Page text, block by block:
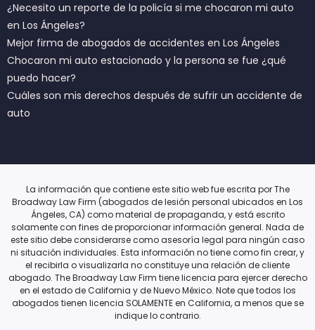
¿Necesito un reporte de la policía si me chocaron mi auto
en Los Ángeles?
Mejor firma de abogados de accidentes en Los Ángeles
Chocaron mi auto estacionado y la persona se fue ¿qué
puedo hacer?
Cuáles son mis derechos después de sufrir un accidente de
auto
La información que contiene este sitio web fue escrita por The
Broadway Law Firm (abogados de lesión personal ubicados en Los
Ángeles, CA) como material de propaganda, y está escrito
solamente con fines de proporcionar información general. Nada de
este sitio debe considerarse como asesoría legal para ningún caso
ni situación individuales. Esta información no tiene como fin crear, y
el recibirla o visualizarla no constituye una relación de cliente
abogado. The Broadway Law Firm tiene licencia para ejercer derecho
en el estado de California y de Nuevo México. Note que todos los
abogados tienen licencia SOLAMENTE en California, a menos que se
indique lo contrario.